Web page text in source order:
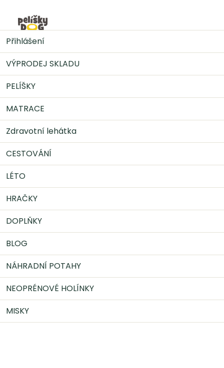
obsah
VÝPRODEJ SKLADU
PELÍŠKY
MATRACE
Zdravotní lehátka
CESTOVÁNÍ
LÉTO
HRAČKY
DOPLŇKY
BLOG
NÁHRADNÍ POTAHY
NEOPRÉNOVÉ HOLÍNKY
MISKY
Přihlášení
PELÍŠKY